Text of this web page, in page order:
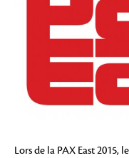
Lors de la PAX East